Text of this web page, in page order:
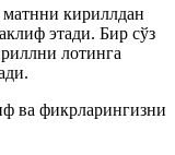
кириллдан
этади. Бир сўз
лотинга
ва фикрларингизни